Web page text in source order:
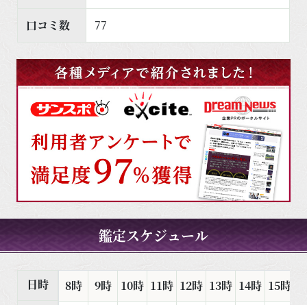
口コミ数 77
鑑定スケジュール
日時
8時 9時 10時 11時 12時 13時 14時 15時